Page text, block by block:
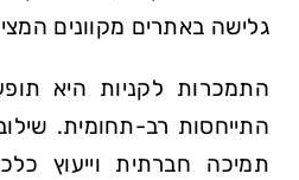
גלישה באתרים מקוונים
התמכרות לקניות היא
התייחסות רב-תחומית.
תמיכה חברתית וייעוץ